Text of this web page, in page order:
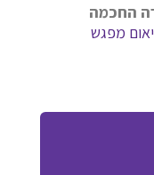
החכמה
מפגש